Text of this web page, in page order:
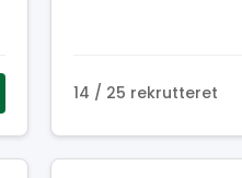
14 / 25 rekrutteret